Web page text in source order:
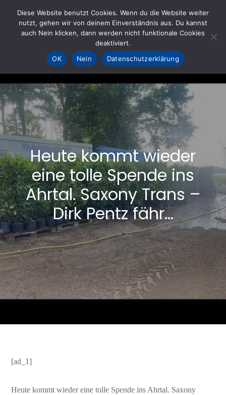
content
KOHLE fürs AHRTAL e.V.
– Helfen hilft
Heute kommt wieder
eine tolle Spende ins
Ahrtal. Saxony Trans –
Dirk Pentz fähr…
[ad_1]
Heute kommt wieder eine tolle Spende ins Ahrtal. Saxony
Diese Website benutzt Cookies. Wenn du die Website weiter
nutzt, gehen wir von deinem Einverständnis aus. Du kannst
auch Nein klicken, dann werden nicht funktionale Cookies
deaktiviert.
OK
Nein Datenschutzerklärung